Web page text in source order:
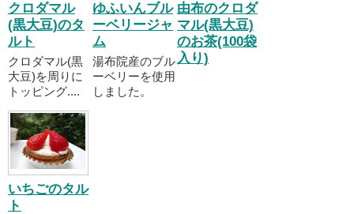
クロダマル
(黒大豆)のタ
ルト
クロダマル(黒
大豆)を周りに
トッピング....
ゆふいんブル
ーベリージャ
ム
湯布院産のブル
ーベリーを使用
しました。
由布のクロダ
マル(黒大豆)
のお茶(100袋
入り)
いちごのタル
ト